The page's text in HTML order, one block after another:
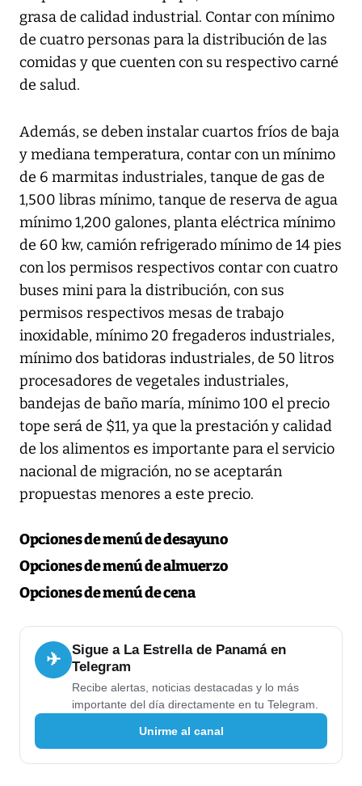
grasa de calidad industrial. Contar con mínimo
de cuatro personas para la distribución de las
comidas y que cuenten con su respectivo carné
de salud.
Además, se deben instalar cuartos fríos de baja
y mediana temperatura, contar con un mínimo
de 6 marmitas industriales, tanque de gas de
1,500 libras mínimo, tanque de reserva de agua
mínimo 1,200 galones, planta eléctrica mínimo
de 60 kw, camión refrigerado mínimo de 14 pies
con los permisos respectivos contar con cuatro
buses mini para la distribución, con sus
permisos respectivos mesas de trabajo
inoxidable, mínimo 20 fregaderos industriales,
mínimo dos batidoras industriales, de 50 litros
procesadores de vegetales industriales,
bandejas de baño maría, mínimo 100 el precio
tope será de $11, ya que la prestación y calidad
de los alimentos es importante para el servicio
nacional de migración, no se aceptarán
propuestas menores a este precio.
Opciones de menú de desayuno
Opciones de menú de almuerzo
Opciones de menú de cena
✈
Sigue a La Estrella de Panamá en
Telegram
Recibe alertas, noticias destacadas y lo más
importante del día directamente en tu Telegram.
Unirme al canal